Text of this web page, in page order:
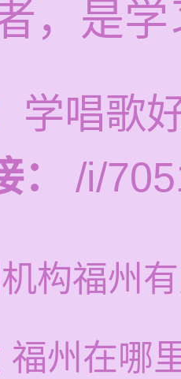
，是
学唱歌
/i/
构福州
福州在哪